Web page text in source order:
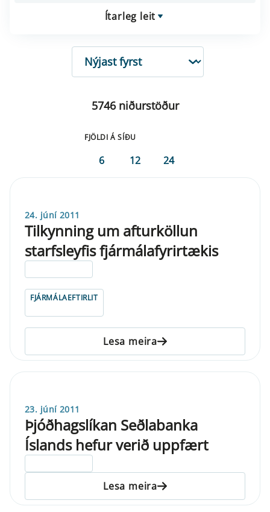
Ítarleg leit
RÖÐUN
5746 niðurstöður
FJÖLDI Á SÍÐU
6 12 24
24. júní 2011
Tilkynning um afturköllun
starfsleyfis fjármálafyrirtækis
FJÁRMÁLAEFTIRLIT
Lesa meira
23. júní 2011
Þjóðhagslíkan Seðlabanka
Íslands hefur verið uppfært
Lesa meira